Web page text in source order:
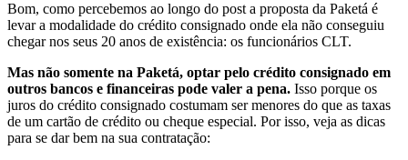
Bom, como percebemos ao longo do post a proposta da Paketá é
levar a modalidade do crédito consignado onde ela não conseguiu
chegar nos seus 20 anos de existência: os funcionários CLT.
Mas não somente na Paketá, optar pelo crédito consignado em
outros bancos e financeiras pode valer a pena. Isso porque os
juros do crédito consignado costumam ser menores do que as taxas
de um cartão de crédito ou cheque especial. Por isso, veja as dicas
para se dar bem na sua contratação: